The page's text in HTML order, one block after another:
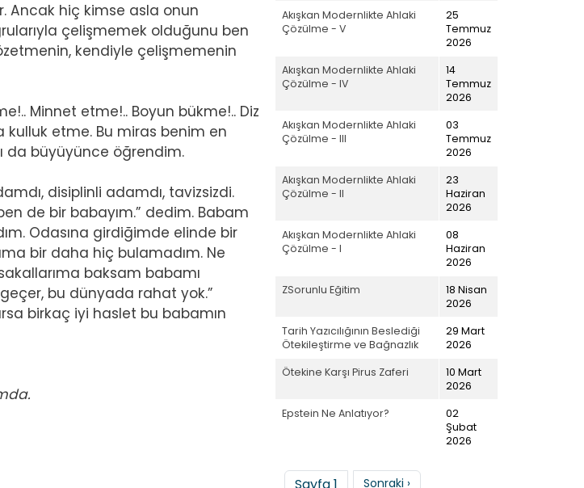
Ancak hiç kimse asla onun
çelişmemek olduğunu ben
kendiyle çelişmemenin
Minnet etme!.. Boyun bükme!.. Diz
kulluk etme. Bu miras benim en
da büyüyünce öğrendim.
disiplinli adamdı, tavizsizdi.
de bir babayım.” dedim. Babam
Odasına girdiğimde elinde bir
bir daha hiç bulamadım. Ne
baksam babamı
bu dünyada rahat yok.”
birkaç iyi haslet bu babamın
Akışkan Modernlikte Ahlaki
Çözülme - V
25
Temmuz
2026
Akışkan Modernlikte Ahlaki
Çözülme - IV
14
Temmuz
2026
Akışkan Modernlikte Ahlaki
Çözülme - III
03
Temmuz
2026
Akışkan Modernlikte Ahlaki
Çözülme - II
23
Haziran
2026
Akışkan Modernlikte Ahlaki
Çözülme - I
08
Haziran
2026
ZSorunlu Eğitim
18 Nisan
2026
Tarih Yazıcılığının Beslediği
Ötekileştirme ve Bağnazlık
29 Mart
2026
Ötekine Karşı Pirus Zaferi
10 Mart
2026
Epstein Ne Anlatıyor?
02
Şubat
2026
Sayfalama
Sayfa 1 Sonraki sayfa
Sonraki ›